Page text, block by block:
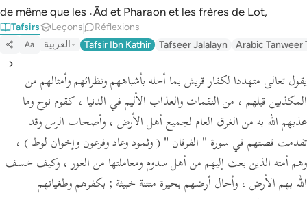
de même que les ˒Ād et Pharaon et les frères de Lot,
Tafsirs Leçons Réflexions
Aa العربية Tafsir Ibn Kathir Tafseer Jalalayn Arabic Tanweer
يقول تعالى متهددا لكفار قريش بما أحله بأشباههم ونظرائهم وأمثالهم من
المكذبين قبلهم ، من النقمات والعذاب الأليم في الدنيا ، كقوم نوح وما
عذبهم الله به من الغرق العام لجميع أهل الأرض ، وأصحاب الرس وقد
تقدمت قصتهم في سورة " الفرقان " ( وثمود وعاد وفرعون وإخوان لوط ) ،
وهم أمته الذين بعث إليهم من أهل سدوم ومعاملتها من الغور ، وكيف خسف
الله بهم الأرض ، وأحال أرضهم بحيرة منتنة خبيثة ; بكفرهم وطغيانهم